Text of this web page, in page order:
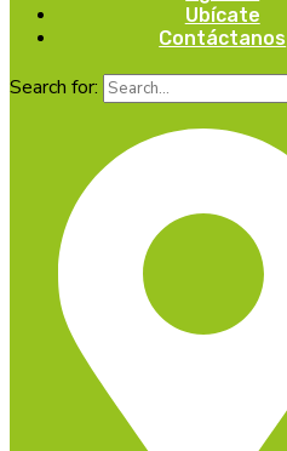
Ubícate
Contáctanos
Search for: